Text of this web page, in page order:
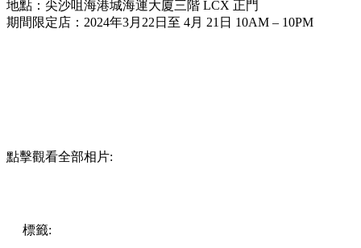
地點：尖沙咀海港城海運大廈三階 LCX 正門
期間限定店：2024年3月22日至 4月 21日 10AM – 10PM
點擊觀看全部相片:
標籤: